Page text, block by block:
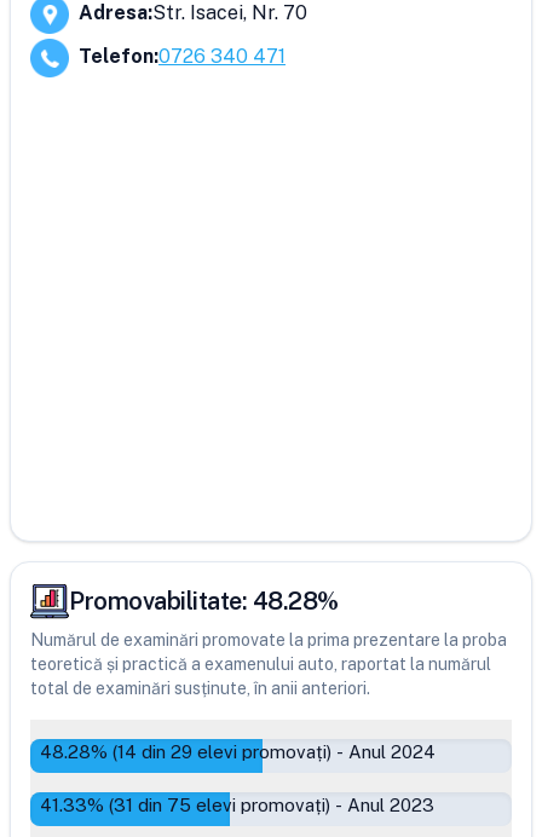
Adresa:Str. Isacei, Nr. 70
Telefon:0726 340 471
Promovabilitate: 48.28%
Numărul de examinări promovate la prima prezentare la proba
teoretică și practică a examenului auto, raportat la numărul
total de examinări susținute, în anii anteriori.
48.28% (14 din 29 elevi promovați) - Anul 2024
41.33% (31 din 75 elevi promovați) - Anul 2023